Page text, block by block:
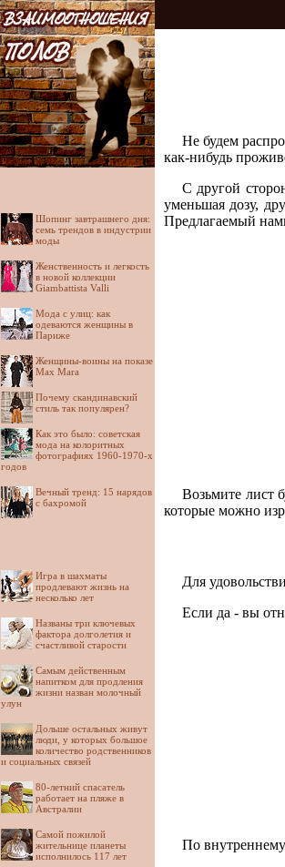
Шопинг завтрашнего дня:
семь трендов в индустрии
моды
Женственность и легкость
в новой коллекции
Giambattista Valli
Мода с улиц: как
одеваются женщины в
Париже
Женщины-воины на показе
Max Mara
Почему скандинавский
стиль так популярен?
Как это было: советская
мода на колоритных
фотографиях 1960-1970-х
годов
Вечный тренд: 15 нарядов
с бахромой
Игра в шахматы
продлевают жизнь на
несколько лет
Названы три ключевых
фактора долголетия и
счастливой старости
Самым действенным
напитком для продления
жизни назван молочный
улун
Дольше остальных живут
люди, у которых большое
количество родственников
и социальных связей
80-летний спасатель
работает на пляже в
Австралии
Самой пожилой
жительнице планеты
исполнилось 117 лет
Не будем
как-нибудь
С другой
уменьшая дозу,
Предлагаемый
Возьмите лист
которые можно
Для
Если да - вы
По внутреннему